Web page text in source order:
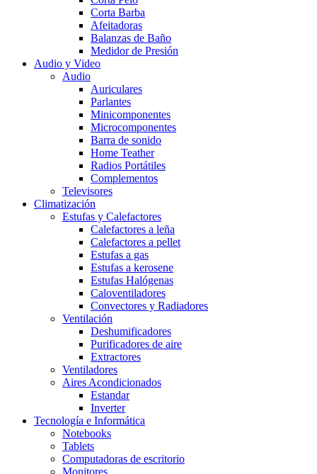
Corta Barba
Afeitadoras
Balanzas de Baño
Medidor de Presión
Audio y Video
Audio
Auriculares
Parlantes
Minicomponentes
Microcomponentes
Barra de sonido
Home Teather
Radios Portátiles
Complementos
Televisores
Climatización
Estufas y Calefactores
Calefactores a leña
Calefactores a pellet
Estufas a gas
Estufas a kerosene
Estufas Halógenas
Caloventiladores
Convectores y Radiadores
Ventilación
Deshumificadores
Purificadores de aire
Extractores
Ventiladores
Aires Acondicionados
Estandar
Inverter
Tecnología e Informática
Notebooks
Tablets
Computadoras de escritorio
Monitores